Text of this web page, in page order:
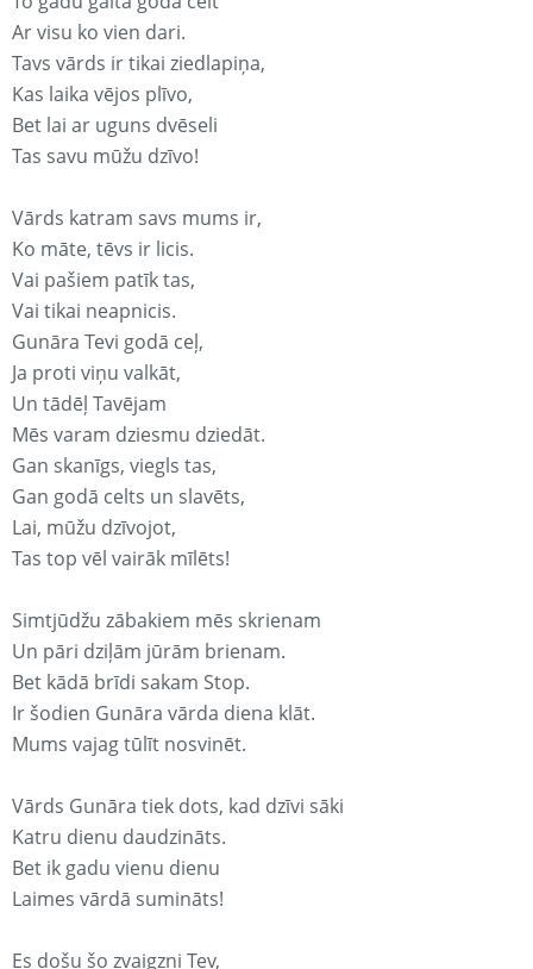
Ar visu ko vien dari.
Tavs vārds ir tikai ziedlapiņa,
Kas laika vējos plīvo,
Bet lai ar uguns dvēseli
Tas savu mūžu dzīvo!
Vārds katram savs mums ir,
Ko māte, tēvs ir licis.
Vai pašiem patīk tas,
Vai tikai neapnicis.
Gunāra Tevi godā ceļ,
Ja proti viņu valkāt,
Un tādēļ Tavējam
Mēs varam dziesmu dziedāt.
Gan skanīgs, viegls tas,
Gan godā celts un slavēts,
Lai, mūžu dzīvojot,
Tas top vēl vairāk mīlēts!
Simtjūdžu zābakiem mēs skrienam
Un pāri dziļām jūrām brienam.
Bet kādā brīdi sakam Stop.
Ir šodien Gunāra vārda diena klāt.
Mums vajag tūlīt nosvinēt.
Vārds Gunāra tiek dots, kad dzīvi sāki
Katru dienu daudzināts.
Bet ik gadu vienu dienu
Laimes vārdā sumināts!
Es došu šo zvaigzni Tev,